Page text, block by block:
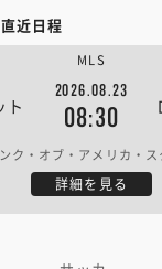
近日程
ト
2026.08.23
08:30
MLS
ク・オブ・アメリカ・ス
詳細を見る